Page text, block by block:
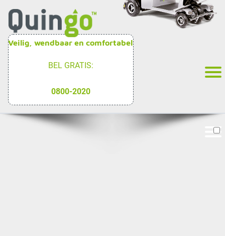
Veilig, wendbaar en comfortabel
BEL GRATIS:
0800-2020